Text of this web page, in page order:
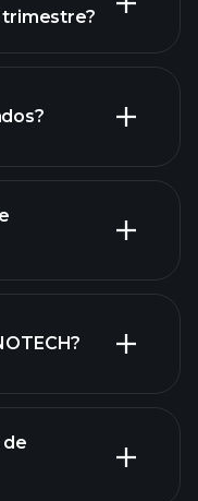
de
trimestre?
financieros
dividendo
de